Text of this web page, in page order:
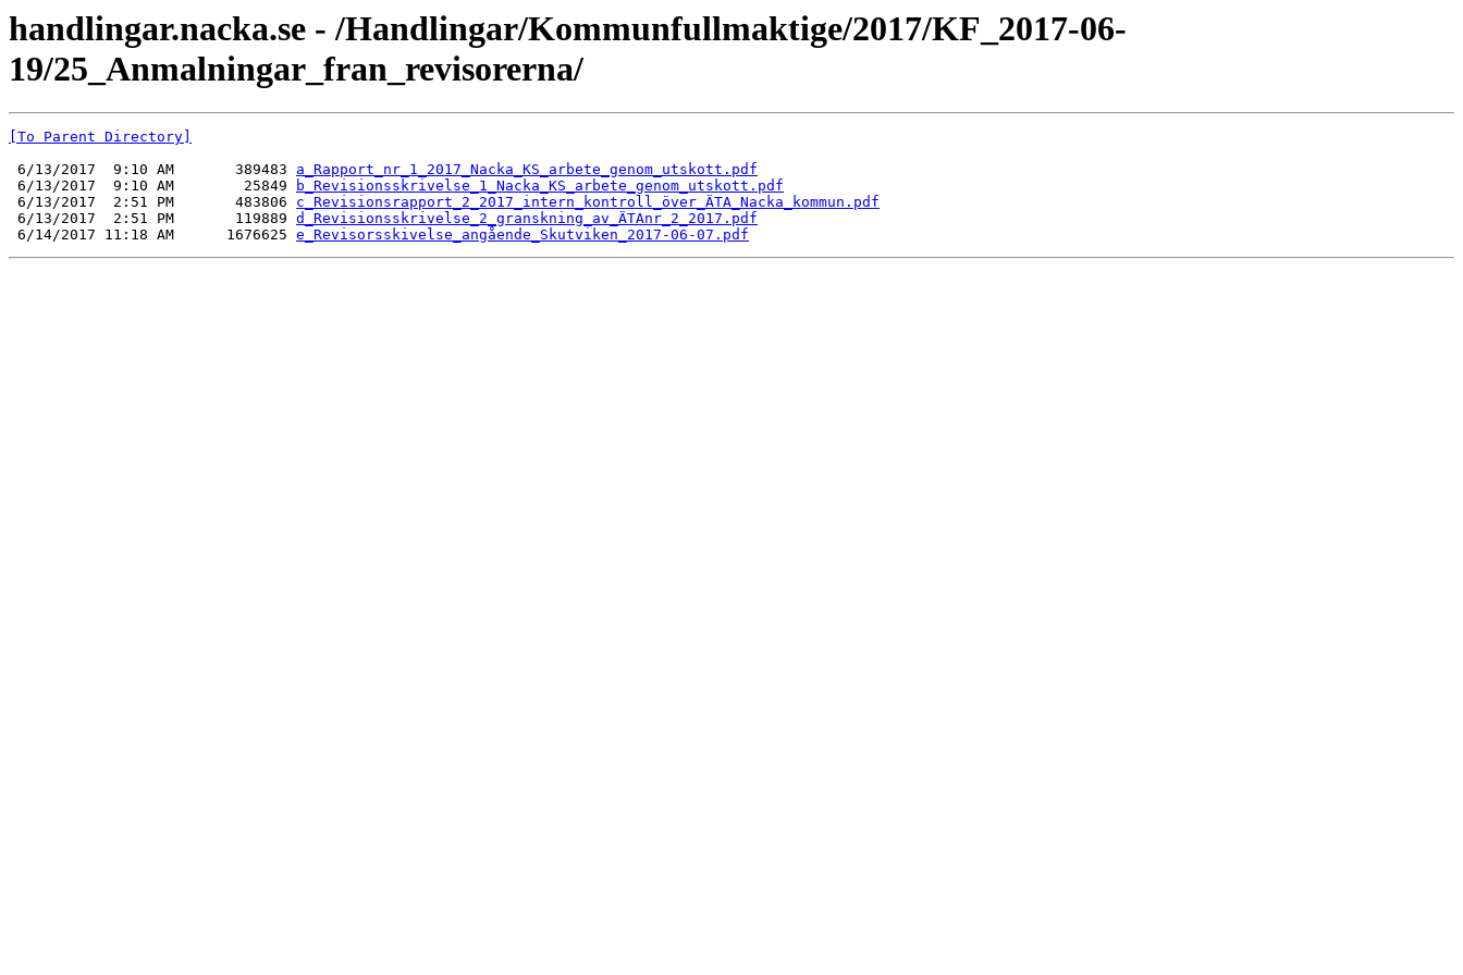
handlingar.nacka.se - /Handlingar/Kommunfullmaktige/2017/KF_2017-06-
19/25_Anmalningar_fran_revisorerna/
[To Parent Directory]
6/13/2017  9:10 AM       389483 a_Rapport_nr_1_2017_Nacka_KS_arbete_genom_utskott.pdf
6/13/2017  9:10 AM        25849
b_Revisionsskrivelse_1_Nacka_KS_arbete_genom_utskott.pdf
6/13/2017  2:51 PM       483806 c_Revisionsrapport_2_2017_intern_kontroll_över_ÄTA_Nacka_kommun.pdf
6/13/2017  2:51 PM       119889 d_Revisionsskrivelse_2_granskning_av_ÄTAnr_2_2017.pdf
6/14/2017 11:18 AM      1676625 e_Revisorsskivelse_angående_Skutviken_2017-06-07.pdf